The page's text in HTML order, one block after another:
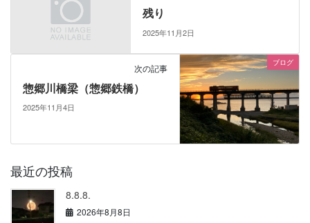
残り
2025年11月2日
ブログ
次の記事
惣郷川橋梁（惣郷鉄橋）
2025年11月4日
最近の投稿
8.8.8.
2026年8月8日